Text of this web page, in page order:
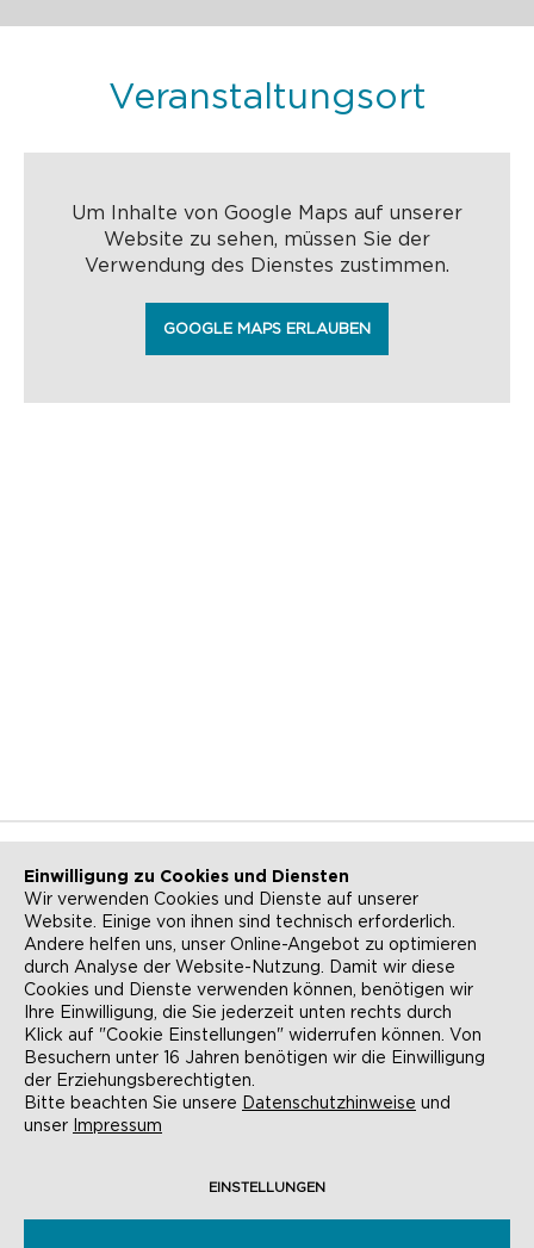
Veranstaltungsort
Um Inhalte von Google Maps auf unserer
Website zu sehen, müssen Sie der
Verwendung des Dienstes zustimmen.
GOOGLE MAPS ERLAUBEN
NEWSLETTER KONTAKT
ANFAHRT BARRIEREFREIHEIT
SUCHE AGB
DATENSCHUTZ
COOKIE-EINSTELLUNGEN
Einwilligung zu Cookies und Diensten
Wir verwenden Cookies und Dienste auf unserer
Website. Einige von ihnen sind technisch erforderlich.
Andere helfen uns, unser Online-Angebot zu optimieren
durch Analyse der Website-Nutzung. Damit wir diese
Cookies und Dienste verwenden können, benötigen wir
Ihre Einwilligung, die Sie jederzeit unten rechts durch
Klick auf "Cookie Einstellungen" widerrufen können. Von
Besuchern unter 16 Jahren benötigen wir die Einwilligung
der Erziehungsberechtigten.
Bitte beachten Sie unsere Datenschutzhinweise und
unser Impressum
EINSTELLUNGEN